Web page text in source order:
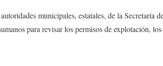
municipales, estatales, de la Secretaría
para revisar los permisos de explotación,